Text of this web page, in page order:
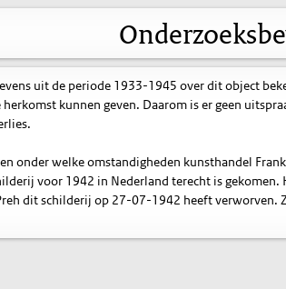
uit de periode 1933-1945 over dit object
kunnen geven. Daarom is er geen
onder welke omstandigheden kunsthandel
voor 1942 in Nederland terecht is
dit schilderij op 27-07-1942 heeft verworven.